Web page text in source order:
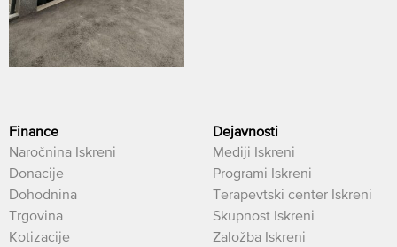
Finance
Naročnina Iskreni
Donacije
Dohodnina
Trgovina
Kotizacije
Dejavnosti
Mediji Iskreni
Programi Iskreni
Terapevtski center Iskreni
Skupnost Iskreni
Založba Iskreni